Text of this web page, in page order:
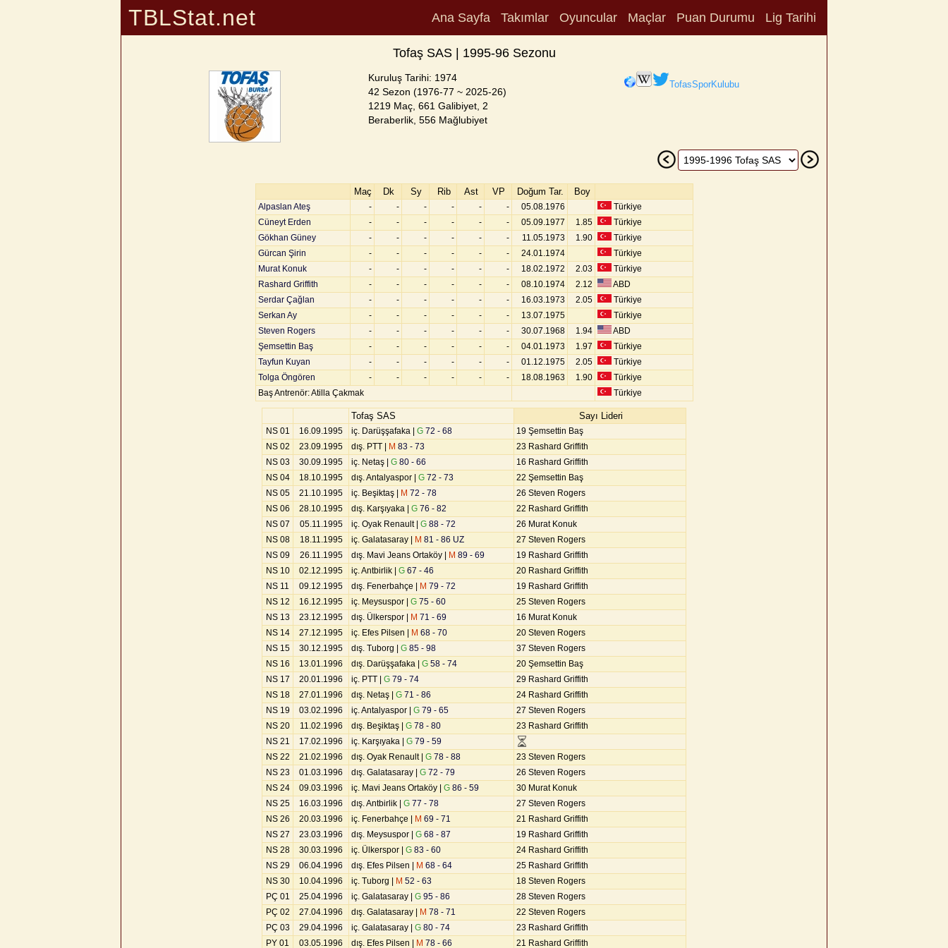
TBLStat.net Ana Sayfa Takımlar Oyuncular Maçlar Puan Durumu Lig Tarihi
Tofaş SAS | 1995-96 Sezonu
Kuruluş Tarihi: 1974
42 Sezon (1976-77 ~ 2025-26)
1219 Maç, 661 Galibiyet, 2
Beraberlik, 556 Mağlubiyet
TofasSporKulubu
Maç Dk Sy Rib Ast VP Doğum Tar. Boy
Alpaslan Ateş - - - - - - 05.08.1976
Türkiye
Cüneyt Erden
- - - - - - 05.09.1977 1.85
Türkiye
Gökhan Güney
- - - - - - 11.05.1973 1.90
Türkiye
Gürcan Şirin
- - - - - - 24.01.1974
Türkiye
Murat Konuk
- - - - - - 18.02.1972 2.03
Türkiye
Rashard Griffith
- - - - - - 08.10.1974 2.12
ABD
Serdar Çağlan
- - - - - - 16.03.1973 2.05
Türkiye
Serkan Ay
- - - - - - 13.07.1975
Türkiye
Steven Rogers
- - - - - - 30.07.1968 1.94
ABD
Şemsettin Baş
- - - - - - 04.01.1973 1.97
Türkiye
Tayfun Kuyan
- - - - - - 01.12.1975 2.05
Türkiye
Tolga Öngören
- - - - - - 18.08.1963 1.90
Türkiye
Baş Antrenör: Atilla Çakmak
Türkiye
Tofaş SAS Sayı Lideri
NS 01 16.09.1995 iç. Darüşşafaka | G 72 - 68
19 Şemsettin Baş
NS 02
23.09.1995 dış. PTT | M 83 - 73
23 Rashard Griffith
NS 03
30.09.1995 iç. Netaş | G 80 - 66
16 Rashard Griffith
NS 04
18.10.1995 dış. Antalyaspor | G 72 - 73
22 Şemsettin Baş
NS 05
21.10.1995 iç. Beşiktaş | M 72 - 78
26 Steven Rogers
NS 06
28.10.1995 dış. Karşıyaka | G 76 - 82
22 Rashard Griffith
NS 07
05.11.1995 iç. Oyak Renault | G 88 - 72
26 Murat Konuk
NS 08
18.11.1995 iç. Galatasaray | M 81 - 86 UZ
27 Steven Rogers
NS 09
26.11.1995 dış. Mavi Jeans Ortaköy | M 89 - 69
19 Rashard Griffith
NS 10
02.12.1995 iç. Antbirlik | G 67 - 46
20 Rashard Griffith
NS 11
09.12.1995 dış. Fenerbahçe | M 79 - 72
19 Rashard Griffith
NS 12
16.12.1995 iç. Meysuspor | G 75 - 60
25 Steven Rogers
NS 13
23.12.1995 dış. Ülkerspor | M 71 - 69
16 Murat Konuk
NS 14
27.12.1995 iç. Efes Pilsen | M 68 - 70
20 Steven Rogers
NS 15
30.12.1995 dış. Tuborg | G 85 - 98
37 Steven Rogers
NS 16
13.01.1996 dış. Darüşşafaka | G 58 - 74
20 Şemsettin Baş
NS 17
20.01.1996 iç. PTT | G 79 - 74
29 Rashard Griffith
NS 18
27.01.1996 dış. Netaş | G 71 - 86
24 Rashard Griffith
NS 19
03.02.1996 iç. Antalyaspor | G 79 - 65
27 Steven Rogers
NS 20
11.02.1996 dış. Beşiktaş | G 78 - 80
23 Rashard Griffith
NS 21
17.02.1996 iç. Karşıyaka | G 79 - 59
NS 22
21.02.1996 dış. Oyak Renault | G 78 - 88
23 Steven Rogers
NS 23
01.03.1996 dış. Galatasaray | G 72 - 79
26 Steven Rogers
NS 24
09.03.1996 iç. Mavi Jeans Ortaköy | G 86 - 59
30 Murat Konuk
NS 25
16.03.1996 dış. Antbirlik | G 77 - 78
27 Steven Rogers
NS 26
20.03.1996 iç. Fenerbahçe | M 69 - 71
21 Rashard Griffith
NS 27
23.03.1996 dış. Meysuspor | G 68 - 87
19 Rashard Griffith
NS 28
30.03.1996 iç. Ülkerspor | G 83 - 60
24 Rashard Griffith
NS 29
06.04.1996 dış. Efes Pilsen | M 68 - 64
25 Rashard Griffith
NS 30
10.04.1996 iç. Tuborg | M 52 - 63
18 Steven Rogers
PÇ 01
25.04.1996 iç. Galatasaray | G 95 - 86
28 Steven Rogers
PÇ 02
27.04.1996 dış. Galatasaray | M 78 - 71
22 Steven Rogers
PÇ 03
29.04.1996 iç. Galatasaray | G 80 - 74
23 Rashard Griffith
PY 01
03.05.1996 dış. Efes Pilsen | M 78 - 66 21 Rashard Griffith